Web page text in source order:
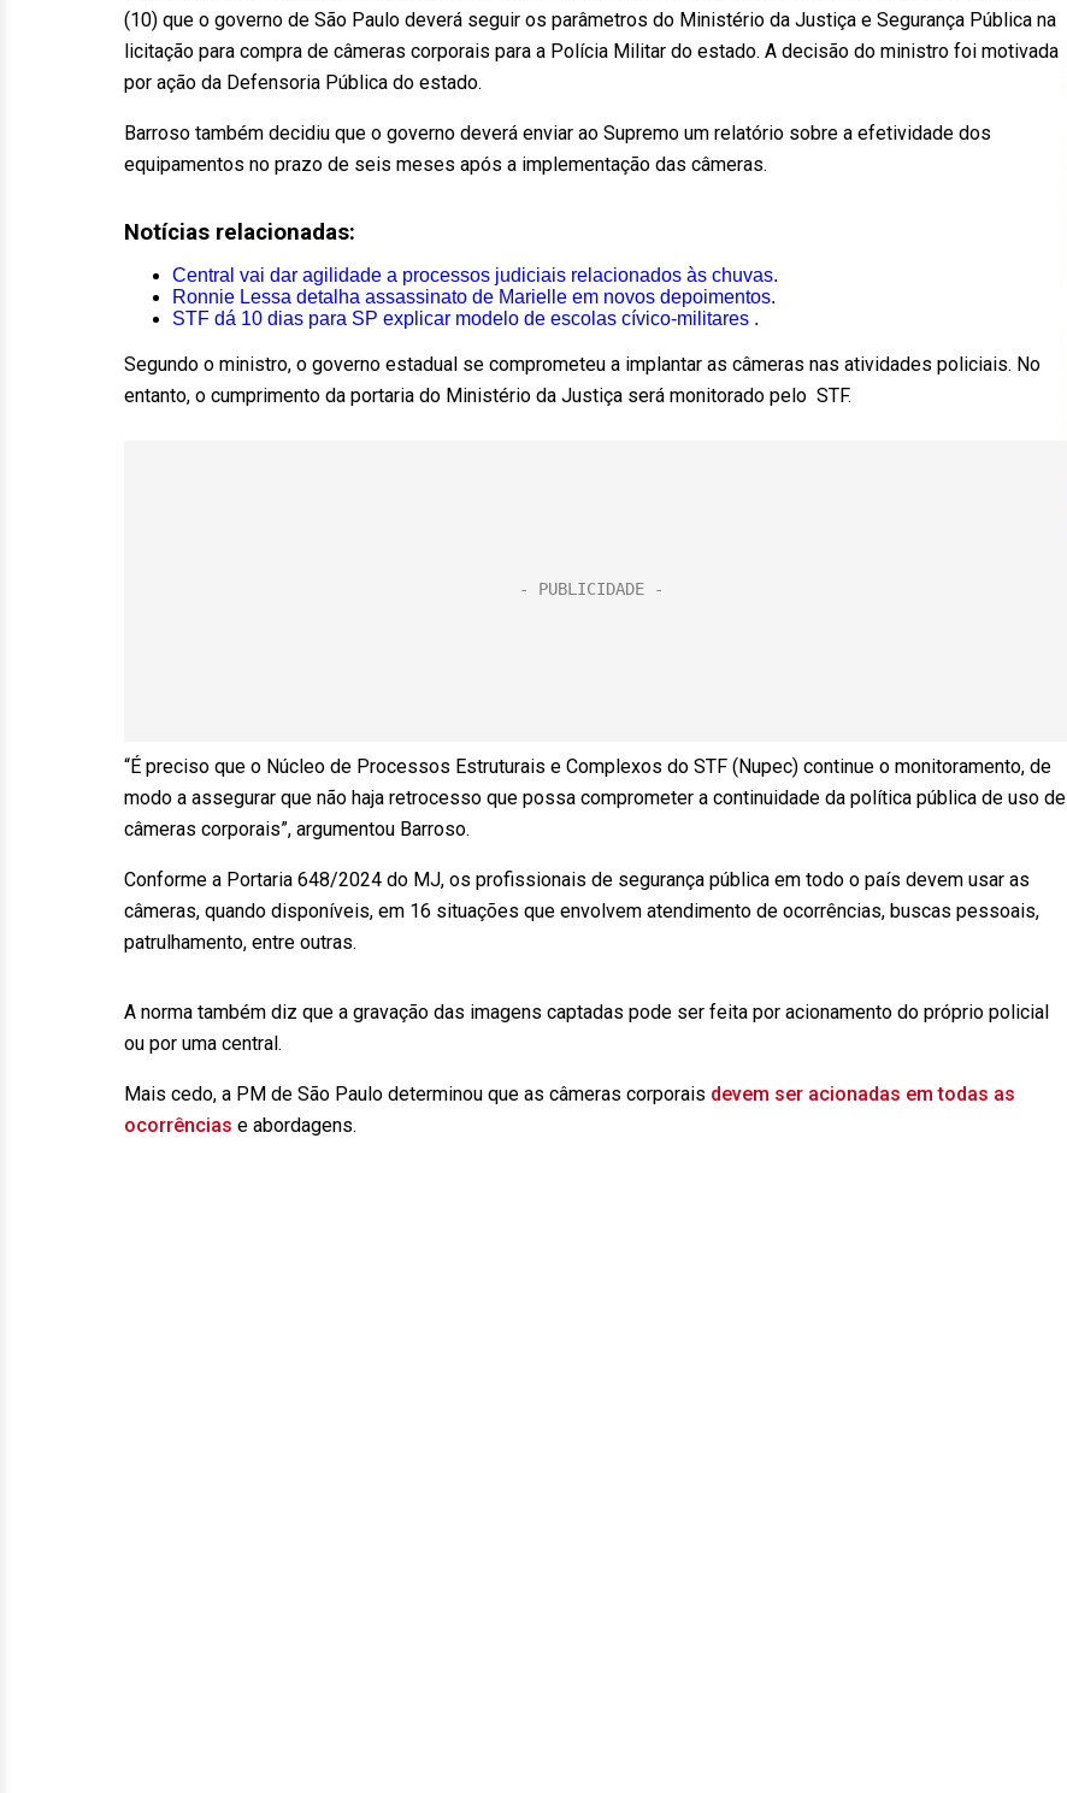
(10) que o governo de São Paulo deverá seguir os parâmetros do Ministério da Justiça e Segurança Pública na
licitação para compra de câmeras corporais para a Polícia Militar do estado. A decisão do ministro foi motivada
por ação da Defensoria Pública do estado.
Barroso também decidiu que o governo deverá enviar ao Supremo um relatório sobre a efetividade dos
equipamentos no prazo de seis meses após a implementação das câmeras.
Notícias relacionadas:
Central vai dar agilidade a processos judiciais relacionados às chuvas.
Ronnie Lessa detalha assassinato de Marielle em novos depoimentos.
STF dá 10 dias para SP explicar modelo de escolas cívico-militares .
Segundo o ministro, o governo estadual se comprometeu a implantar as câmeras nas atividades policiais. No
entanto, o cumprimento da portaria do Ministério da Justiça será monitorado pelo STF.
“É preciso que o Núcleo de Processos Estruturais e Complexos do STF (Nupec) continue o monitoramento, de
modo a assegurar que não haja retrocesso que possa comprometer a continuidade da política pública de uso de
câmeras corporais”, argumentou Barroso.
Conforme a Portaria 648/2024 do MJ, os profissionais de segurança pública em todo o país devem usar as
câmeras, quando disponíveis, em 16 situações que envolvem atendimento de ocorrências, buscas pessoais,
patrulhamento, entre outras.
A norma também diz que a gravação das imagens captadas pode ser feita por acionamento do próprio policial
ou por uma central.
Mais cedo, a PM de São Paulo determinou que as câmeras corporais devem ser acionadas em todas as
ocorrências e abordagens.